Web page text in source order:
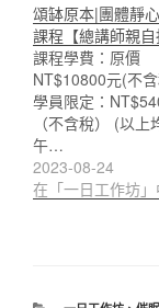
頌缽原本|團體靜
課程【總講師親自
課程學費：原價
NT$10800元(不
學員限定：
（不含稅） (以上
午…
2023-08-24
在「一日工作坊」